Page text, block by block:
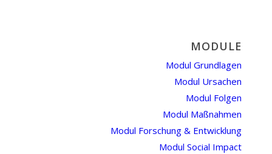
MODULE
Modul Grundlagen
Modul Ursachen
Modul Folgen
Modul Maßnahmen
Modul Forschung & Entwicklung
Modul Social Impact